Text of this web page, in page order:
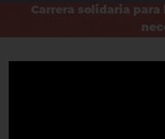
Carrera solidaria